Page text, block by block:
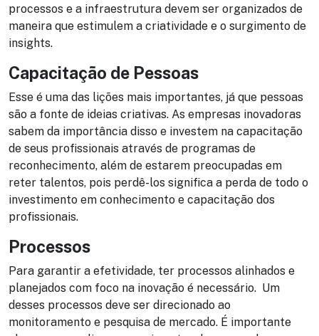
processos e a infraestrutura devem ser organizados de
maneira que estimulem a criatividade e o surgimento de
insights.
Capacitação de Pessoas
Esse é uma das lições mais importantes, já que pessoas
são a fonte de ideias criativas. As empresas inovadoras
sabem da importância disso e investem na capacitação
de seus profissionais através de programas de
reconhecimento, além de estarem preocupadas em
reter talentos, pois perdê-los significa a perda de todo o
investimento em conhecimento e capacitação dos
profissionais.
Processos
Para garantir a efetividade, ter processos alinhados e
planejados com foco na inovação é necessário. Um
desses processos deve ser direcionado ao
monitoramento e pesquisa de mercado. É importante